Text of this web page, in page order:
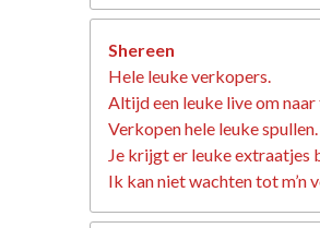
Shereen
Hele leuke verkopers.
Altijd een leuke live om
Verkopen hele leuke spullen.
Je krijgt er leuke extraatjes
Ik kan niet wachten tot m’n